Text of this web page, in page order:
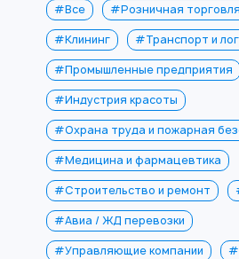
#Все #Розничная торговля
#Клининг
#Транспорт и
#Промышленные предприятия
#Индустрия красоты
#Охрана труда и пожарная
#Медицина и фармацевтика
#Строительство и ремонт
#Авиа / ЖД перевозки
#Управляющие компании